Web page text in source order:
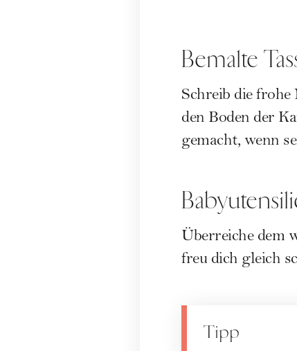
Bemalte
Schreib die
den Boden der
gemacht, wenn
Überreiche dem
freu dich gleich
Tipp